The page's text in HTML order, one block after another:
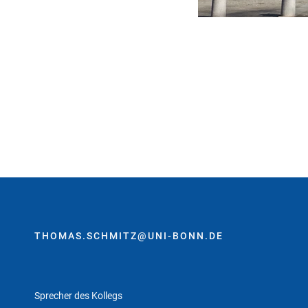
THOMAS.SCHMITZ@UNI-BONN.DE
Sprecher des Kollegs